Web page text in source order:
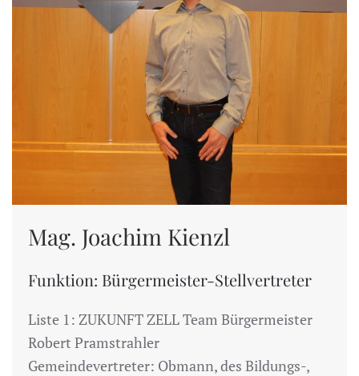
Mag. Joachim Kienzl
Funktion: Bürgermeister-Stellvertreter
Liste 1: ZUKUNFT ZELL Team Bürgermeister
Robert Pramstrahler
Gemeindevertreter: Obmann, des Bildungs-,